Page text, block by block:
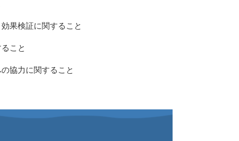
果検証に関すること
こと
協力に関すること